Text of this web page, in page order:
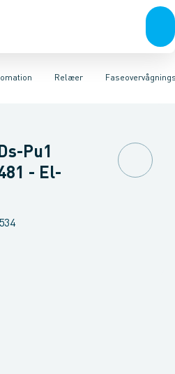
lampeudtagForgreningsmateriel
Relæerog softstartere
Pu1
- El-